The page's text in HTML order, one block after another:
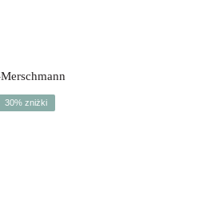
30% zniżki